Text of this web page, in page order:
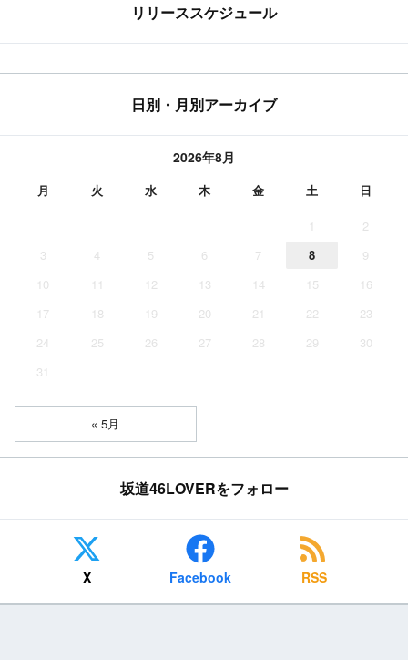
リリーススケジュール
日別・月別アーカイブ
2026年8月
月 火 水 木 金 土 日
1
2
3
4 5 6 7 8
9
10
11 12 13 14 15
16
17
18 19 20 21 22
23
24
25 26 27 28 29
30
31
« 5月
坂道46LOVERをフォロー
X Facebook RSS